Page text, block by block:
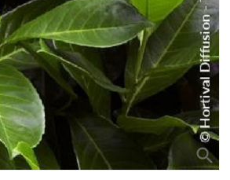
search